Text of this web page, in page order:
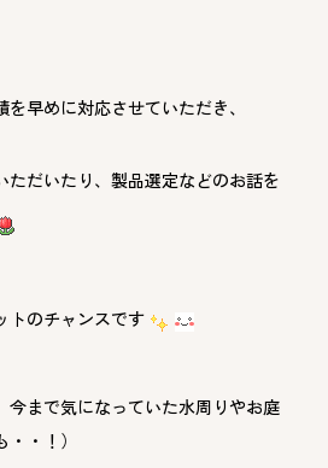
早めに対応させていただき、
ただいたり、製品選定などのお話を
トのチャンスです
今まで気になっていた水周りやお庭
・！）